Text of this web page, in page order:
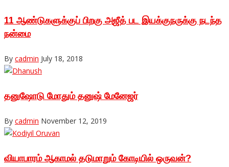
11 ஆண்டுகளுக்குப் பிறகு அஜீத் பட இயக்குநருக்கு நடந்த
நன்மை
By cadmin July 18, 2018
தனுஷோடு மோதும் தனுஷ் மேனேஜர்
By cadmin November 12, 2019
வியாபாரம் ஆகாமல் தடுமாறும் கோடியில் ஒருவன்?